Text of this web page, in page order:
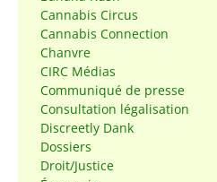
Cannabis Circus
Cannabis Connection
Chanvre
CIRC Médias
Communiqué de presse
Consultation légalisation
Discreetly Dank
Dossiers
Droit/Justice